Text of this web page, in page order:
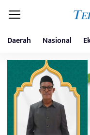
Daerah Nasional